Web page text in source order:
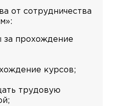
от сотрудничества
за прохождение
курсов;
трудовую